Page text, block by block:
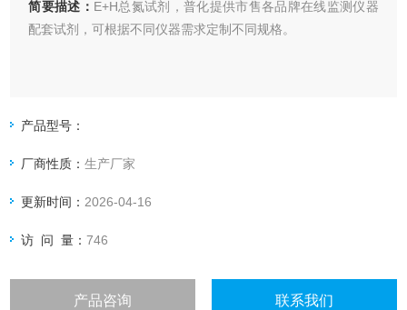
简要描述： E+H总氮试剂，普化提供市售各品牌在线监测仪器
配套试剂，可根据不同仪器需求定制不同规格。
产品型号：
厂商性质：生产厂家
更新时间： 2026-04-16
访 问 量：746
产品咨询 联系我们